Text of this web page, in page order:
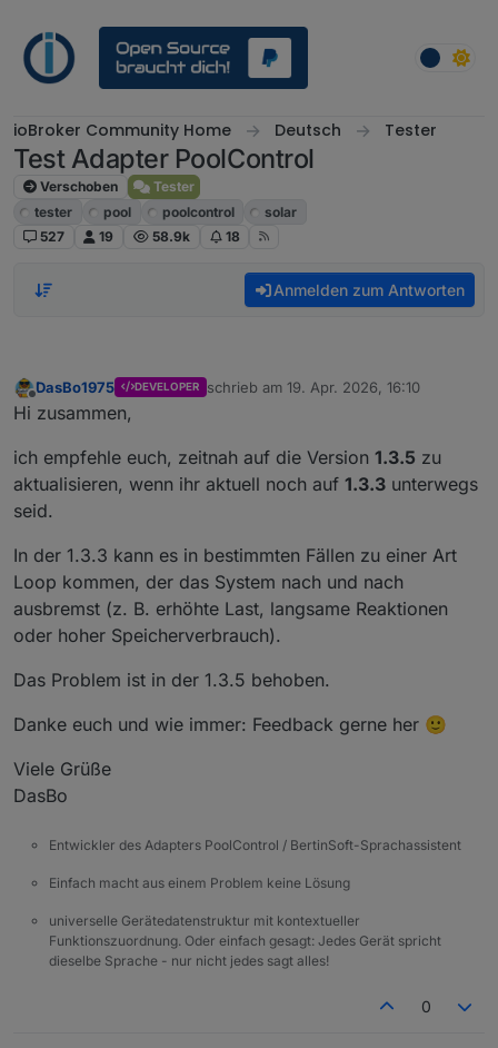
ioBroker Community Home Deutsch Tester
Test Adapter PoolControl
Verschoben
Tester
tester
pool poolcontrol
solar
527
19 58.9k 18
Anmelden zum Antworten
Offline
DasBo1975 DEVELOPER schrieb am 19. Apr. 2026, 16:10
zuletzt editiert von
Hi zusammen,
ich empfehle euch, zeitnah auf die Version 1.3.5 zu
aktualisieren, wenn ihr aktuell noch auf 1.3.3 unterwegs
seid.
In der 1.3.3 kann es in bestimmten Fällen zu einer Art
Loop kommen, der das System nach und nach
ausbremst (z. B. erhöhte Last, langsame Reaktionen
oder hoher Speicherverbrauch).
Das Problem ist in der 1.3.5 behoben.
Danke euch und wie immer: Feedback gerne her 🙂
Viele Grüße
DasBo
Entwickler des Adapters PoolControl / BertinSoft-Sprachassistent
Einfach macht aus einem Problem keine Lösung
universelle Gerätedatenstruktur mit kontextueller
Funktionszuordnung. Oder einfach gesagt: Jedes Gerät spricht
dieselbe Sprache - nur nicht jedes sagt alles!
0